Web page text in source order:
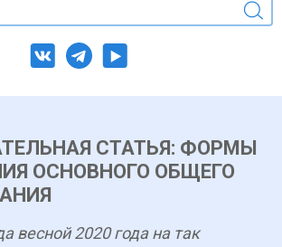
СТАТЬЯ: ФОРМЫ
ОСНОВНОГО ОБЩЕГО
весной 2020 года на так